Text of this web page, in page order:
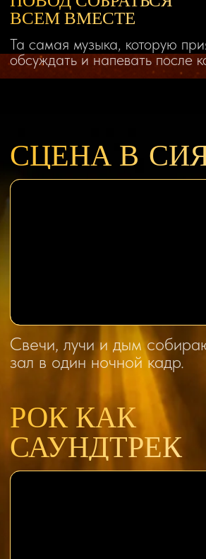
мелодии вживую, в них появляются
дыхание, объем и новая глубина.
Песни, которые казались привычными,
вдруг звучат как откровение.
УНИКАЛЬНАЯ
АТМОСФЕРА
Теплый свет свечей, сценический дым
и мягкая темнота зала создают
ощущение почти сказочного действа,
где каждый отблеск работает вместе
со звуком.